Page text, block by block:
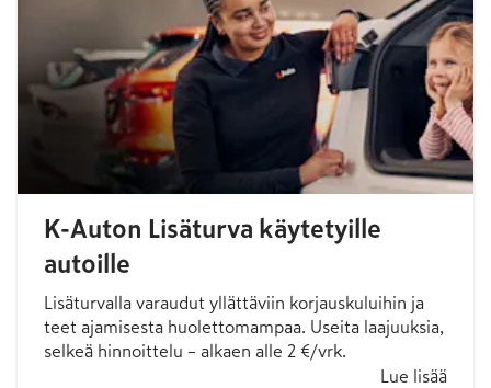
K-Auton Lisäturva käytetyille
autoille
Lisäturvalla varaudut yllättäviin korjauskuluihin ja
teet ajamisesta huolettomampaa. Useita laajuuksia,
selkeä hinnoittelu – alkaen alle 2 €/vrk.
Lue lisää